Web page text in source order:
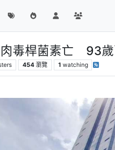
毒桿菌素亡 93
454 瀏覽 1 watching